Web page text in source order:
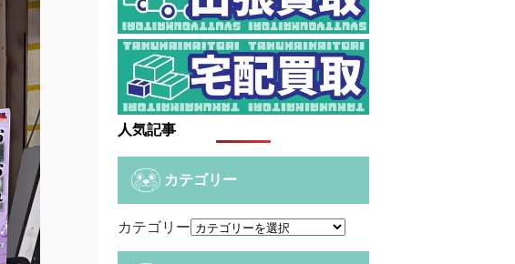
人気記事
カテゴリー
カテゴリー